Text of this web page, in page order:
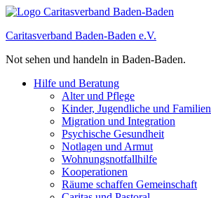
Caritasverband Baden-Baden e.V.
Not sehen und handeln in Baden-Baden.
Hilfe und Beratung
Alter und Pflege
Kinder, Jugendliche und Familien
Migration und Integration​
Psychische Gesundheit
Notlagen und Armut
Wohnungs­notfallhilfe
Kooperationen
Räume schaffen Gemeinschaft